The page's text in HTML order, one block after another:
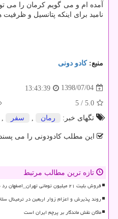
آمده ام و می گویم كرمان را می
نامید برای اینكه پتانسیل و ظرفیت
منبع:كادو دونی
1398/07/04
13:43:39
5.0
/ 5
تگهای خبر:
رمان سفر
این مطلب کادودونی را می
تازه ترین مطالب مرتبط
فروش بلیت ۲۱ میلیون تومانی تهران_اصفهان رد شد
روند پذیرش و اعزام زوار اربعین در ترمینال
ماکان نقش ماندگار بر پرچم ایران است